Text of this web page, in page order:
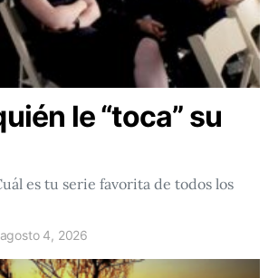
le “toca” su
es tu serie favorita de todos los
agosto 4, 2026